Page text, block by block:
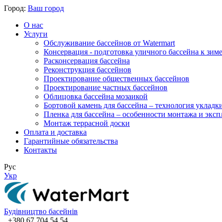
Город: Ваш город
О нас
Услуги
Обслуживание бассейнов от Watermart
Консервация - подготовка уличного бассейна к зиме
Расконсервация бассейна
Реконструкция бассейнов
Проектирование общественных бассейнов
Проектирование частных бассейнов
​Облицовка бассейна мозаикой
Бортовой камень для бассейна – технология
Пленка для бассейна – особенности монтажа и
Монтаж террасной доски
Оплата и доставка
Гарантийные обязательства
Контакты
Рус
Укр
Будівництво басейнів
+380 67 704 54 54